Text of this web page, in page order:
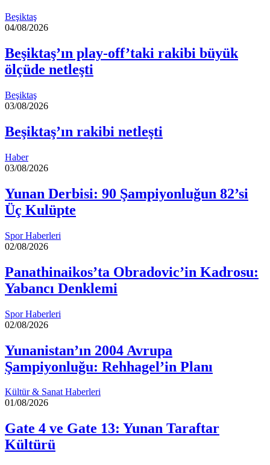
Beşiktaş
04/08/2026
Beşiktaş’ın play-off’taki rakibi büyük
ölçüde netleşti
Beşiktaş
03/08/2026
Beşiktaş’ın rakibi netleşti
Haber
03/08/2026
Yunan Derbisi: 90 Şampiyonluğun 82’si
Üç Kulüpte
Spor Haberleri
02/08/2026
Panathinaikos’ta Obradovic’in Kadrosu:
Yabancı Denklemi
Spor Haberleri
02/08/2026
Yunanistan’ın 2004 Avrupa
Şampiyonluğu: Rehhagel’in Planı
Kültür & Sanat Haberleri
01/08/2026
Gate 4 ve Gate 13: Yunan Taraftar
Kültürü